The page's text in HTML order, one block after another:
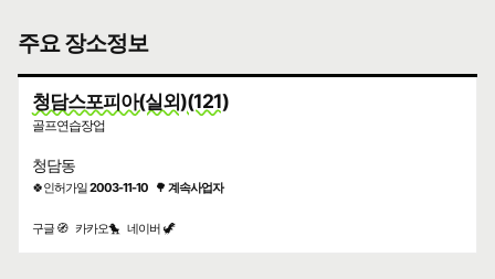
주요 장소정보
청담스포피아(실외)(121)
골프연습장업
청담동
🍀인허가일2003-11-10 🌳 계속사업자
구글 🧭 카카오🐤 네이버 🦖